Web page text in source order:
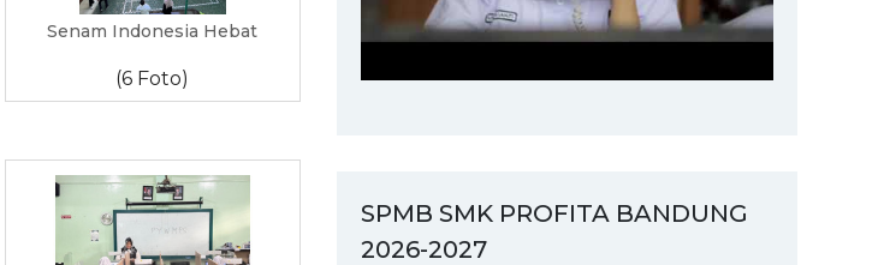
Senam Indonesia Hebat
(6 Foto)
SPMB SMK PROFITA BANDUNG
2026-2027